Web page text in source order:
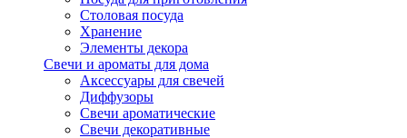
Столовая посуда
Хранение
Элементы декора
Свечи и ароматы для дома
Аксессуары для свечей
Диффузоры
Свечи ароматические
Свечи декоративные